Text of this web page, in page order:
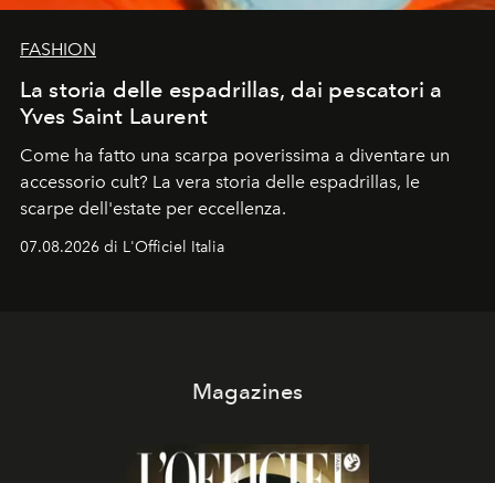
FASHION
La storia delle espadrillas, dai pescatori a
Yves Saint Laurent
Come ha fatto una scarpa poverissima a diventare un
accessorio cult? La vera storia delle espadrillas, le
scarpe dell'estate per eccellenza.
07.08.2026 di L'Officiel Italia
Magazines